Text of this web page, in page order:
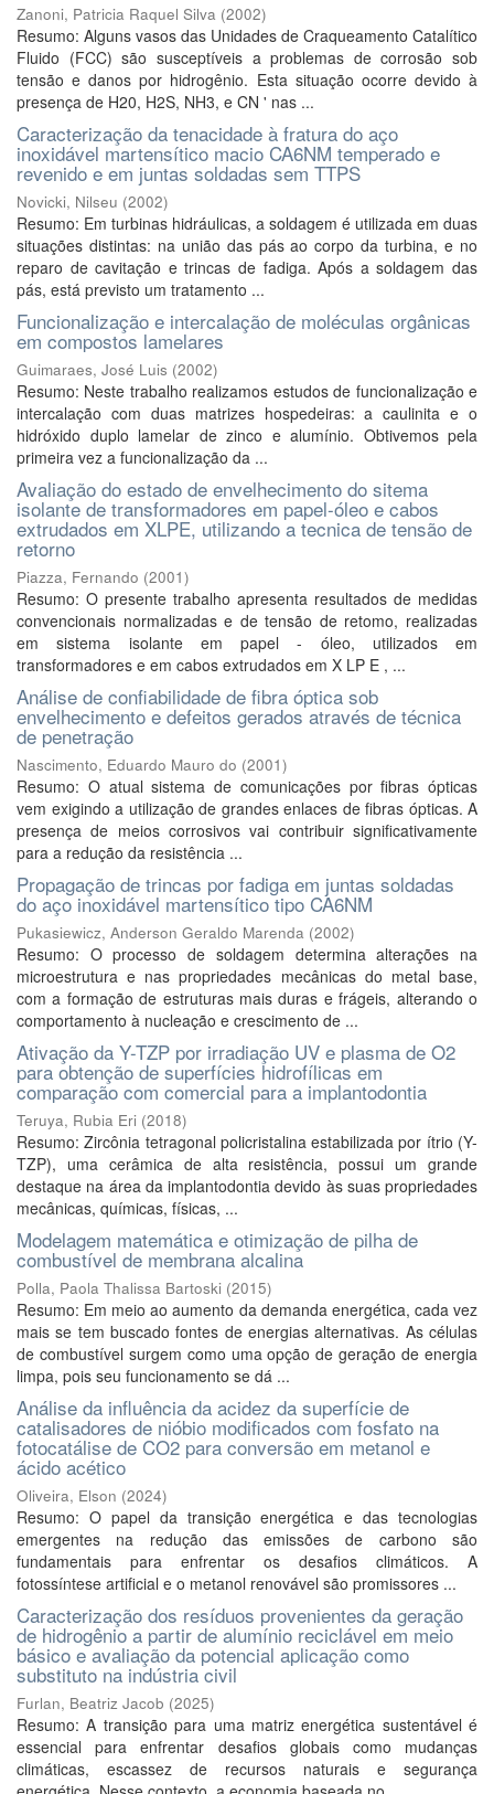
Zanoni, Patricia Raquel Silva (2002)
Resumo: Alguns vasos das Unidades de Craqueamento Catalítico
Fluido (FCC) são susceptíveis a problemas de corrosão sob
tensão e danos por hidrogênio. Esta situação ocorre devido à
presença de H20, H2S, NH3, e CN ' nas ...
Caracterização da tenacidade à fratura do aço
inoxidável martensítico macio CA6NM temperado e
revenido e em juntas soldadas sem TTPS
Novicki, Nilseu (2002)
Resumo: Em turbinas hidráulicas, a soldagem é utilizada em duas
situações distintas: na união das pás ao corpo da turbina, e no
reparo de cavitação e trincas de fadiga. Após a soldagem das
pás, está previsto um tratamento ...
Funcionalização e intercalação de moléculas orgânicas
em compostos lamelares
Guimaraes, José Luis (2002)
Resumo: Neste trabalho realizamos estudos de funcionalização e
intercalação com duas matrizes hospedeiras: a caulinita e o
hidróxido duplo lamelar de zinco e alumínio. Obtivemos pela
primeira vez a funcionalização da ...
Avaliação do estado de envelhecimento do sitema
isolante de transformadores em papel-óleo e cabos
extrudados em XLPE, utilizando a tecnica de tensão de
retorno
Piazza, Fernando (2001)
Resumo: O presente trabalho apresenta resultados de medidas
convencionais normalizadas e de tensão de retomo, realizadas
em sistema isolante em papel - óleo, utilizados em
transformadores e em cabos extrudados em X LP E , ...
Análise de confiabilidade de fibra óptica sob
envelhecimento e defeitos gerados através de técnica
de penetração
Nascimento, Eduardo Mauro do (2001)
Resumo: O atual sistema de comunicações por fibras ópticas
vem exigindo a utilização de grandes enlaces de fibras ópticas. A
presença de meios corrosivos vai contribuir significativamente
para a redução da resistência ...
Propagação de trincas por fadiga em juntas soldadas
do aço inoxidável martensítico tipo CA6NM
Pukasiewicz, Anderson Geraldo Marenda (2002)
Resumo: O processo de soldagem determina alterações na
microestrutura e nas propriedades mecânicas do metal base,
com a formação de estruturas mais duras e frágeis, alterando o
comportamento à nucleação e crescimento de ...
Ativação da Y-TZP por irradiação UV e plasma de O2
para obtenção de superfícies hidrofílicas em
comparação com comercial para a implantodontia
Teruya, Rubia Eri (2018)
Resumo: Zircônia tetragonal policristalina estabilizada por ítrio (Y-
TZP), uma cerâmica de alta resistência, possui um grande
destaque na área da implantodontia devido às suas propriedades
mecânicas, químicas, físicas, ...
Modelagem matemática e otimização de pilha de
combustível de membrana alcalina
Polla, Paola Thalissa Bartoski (2015)
Resumo: Em meio ao aumento da demanda energética, cada vez
mais se tem buscado fontes de energias alternativas. As células
de combustível surgem como uma opção de geração de energia
limpa, pois seu funcionamento se dá ...
Análise da influência da acidez da superfície de
catalisadores de nióbio modificados com fosfato na
fotocatálise de CO2 para conversão em metanol e
ácido acético
Oliveira, Elson (2024)
Resumo: O papel da transição energética e das tecnologias
emergentes na redução das emissões de carbono são
fundamentais para enfrentar os desafios climáticos. A
fotossíntese artificial e o metanol renovável são promissores ...
Caracterização dos resíduos provenientes da geração
de hidrogênio a partir de alumínio reciclável em meio
básico e avaliação da potencial aplicação como
substituto na indústria civil
Furlan, Beatriz Jacob (2025)
Resumo: A transição para uma matriz energética sustentável é
essencial para enfrentar desafios globais como mudanças
climáticas, escassez de recursos naturais e segurança